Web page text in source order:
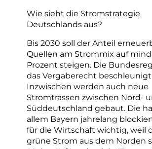
Wie sieht die Stromstrategie
Deutschlands aus?
Bis 2030 soll der Anteil
Quellen am Strommix auf
Prozent steigen. Die
das Vergaberecht
Inzwischen werden auch neue
Stromtrassen zwischen Nord-
Süddeutschland gebaut. Die
allem Bayern jahrelang
für die Wirtschaft wichtig, weil
grüne Strom aus dem Norden